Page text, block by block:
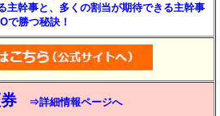
主幹事と、多くの割当が期待できる主幹事
で勝つ秘訣！
⇒詳細情報ページへ